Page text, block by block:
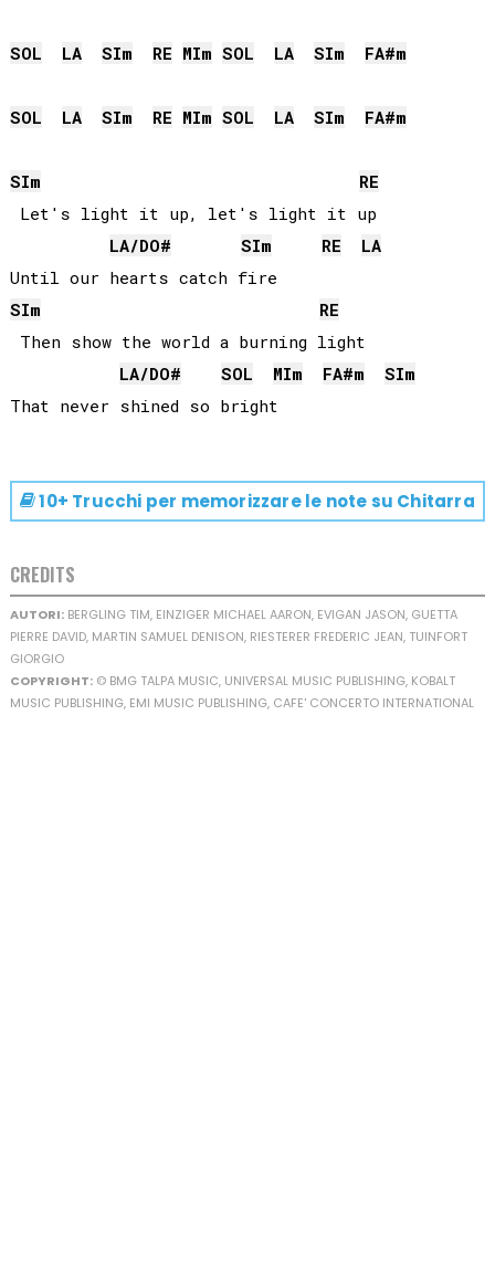
SOL LA SIm RE MIm SOL LA SIm FA#m
SOL LA SIm RE MIm SOL LA SIm FA#m
SIm
RE
Let's light it up, let's light it up
LA/DO# SIm RE
LA
SIm
RE
Then show the world a burning light
LA/DO# SOL MIm FA#m SIm
10+ Trucchi per memorizzare le note su Chitarra
CREDITS
AUTORI:BERGLING TIM, EINZIGER MICHAEL AARON, EVIGAN JASON, GUETTA
PIERRE DAVID, MARTIN SAMUEL DENISON, RIESTERER FREDERIC JEAN, TUINFORT
GIORGIO
COPYRIGHT:© BMG TALPA MUSIC, UNIVERSAL MUSIC PUBLISHING, KOBALT
MUSIC PUBLISHING, EMI MUSIC PUBLISHING, CAFE' CONCERTO INTERNATIONAL